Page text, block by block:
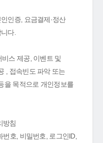
인증, 요금결제·정산
다.
스 제공, 이벤트 및
, 접속빈도 파악 또는
을 목적으로 개인정보를
방침
호, 비밀번호, 로그인ID,